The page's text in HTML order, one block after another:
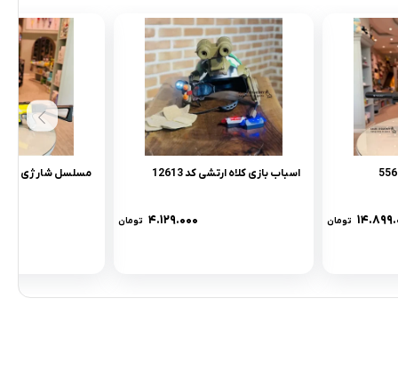
تومان
اسباب بازی کلاه ارتشی کد 12613
۴.۱۲۹.۰۰۰ تومان
مسلسل شارژی کد qhx-551